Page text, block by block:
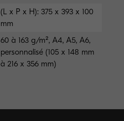
(L x P x H): 375 x 393 x 100
mm
60 à 163 g/m², A4, A5, A6,
personnalisé (105 x 148 mm
à 216 x 356 mm)